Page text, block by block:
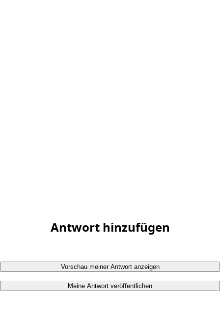
Antwort hinzufügen
Vorschau meiner Antwort anzeigen
Meine Antwort veröffentlichen